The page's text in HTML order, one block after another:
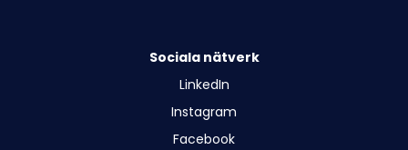
Sociala nätverk
LinkedIn
Instagram
Facebook